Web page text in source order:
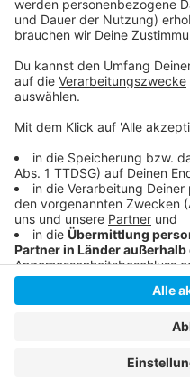
Anzeige
Anzeige